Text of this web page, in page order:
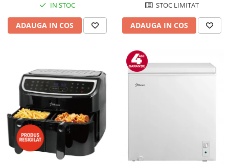
IN STOC
ADAUGA IN COS
STOC LIMITAT
ADAUGA IN COS